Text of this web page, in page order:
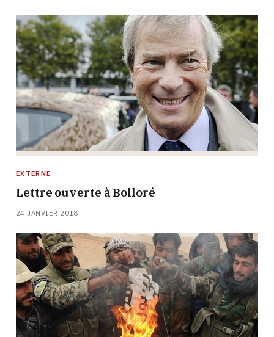
EXTERNE
Lettre ouverte à Bolloré
24 JANVIER 2018